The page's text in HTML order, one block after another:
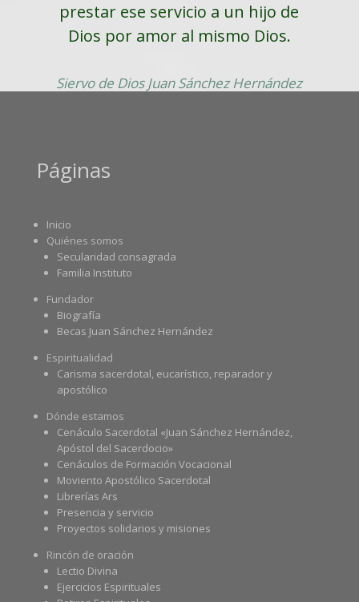
prestar ese servicio a un hijo de
Dios por amor al mismo Dios.
Siervo de Dios Juan Sánchez Hernández
Páginas
Inicio
Quiénes somos
Secularidad consagrada
Familia Instituto
Fundador
Biografía
Becas Juan Sánchez Hernández
Espiritualidad
Carisma sacerdotal, eucarístico, reparador y
apostólico
Dónde estamos
Cenáculo Sacerdotal «Juan Sánchez Hernández,
Apóstol del Sacerdocio»
Cenáculos de Formación Vocacional
Moviento Apostólico Sacerdotal
Librerías Ars
Presencia y servicio
Proyectos solidarios y misiones
Rincón de oración
Lectio Divina
Ejercicios Espirituales